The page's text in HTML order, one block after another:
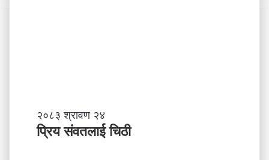
प्रि
य
२०८३ श्रावण २४
प्रिय संवतलाई चिठी